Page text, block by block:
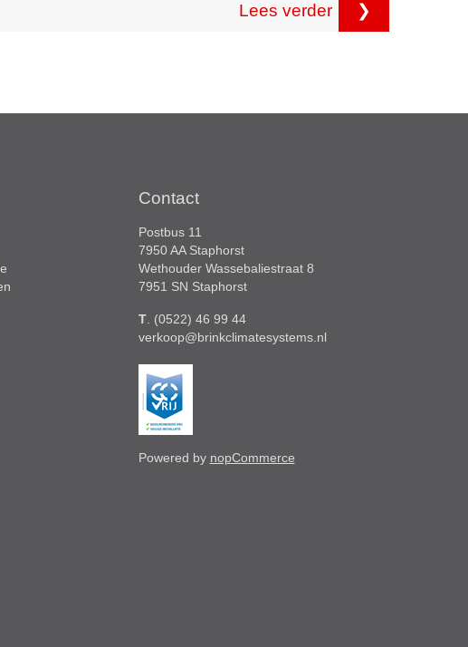
Lees verder ❯
Contact
Postbus 11
7950 AA Staphorst
Wethouder Wassebaliestraat 8
7951 SN Staphorst
T. (0522) 46 99 44
verkoop@brinkclimatesystems.nl
Powered by nopCommerce